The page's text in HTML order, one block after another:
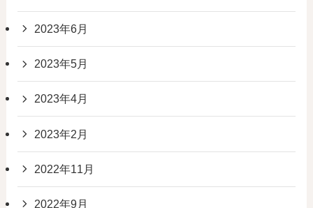
2023年6月
2023年5月
2023年4月
2023年2月
2022年11月
2022年9月